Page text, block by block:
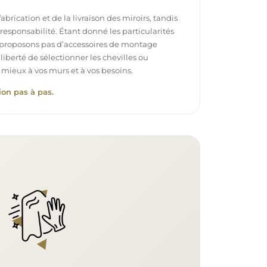
et de la livraison des miroirs, tandis
Étant donné les particularités
pas d’accessoires de montage
de sélectionner les chevilles ou
à vos murs et à vos besoins.
pas à pas.